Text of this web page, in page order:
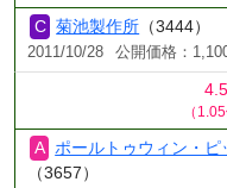
菊池製作所 （3444）
2011/10/28 公開価格：
（1.05
ポールトゥウィン・
（3657）